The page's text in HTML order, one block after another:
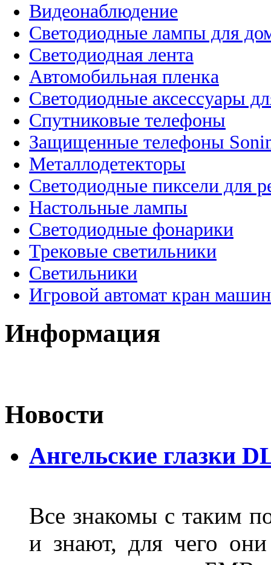
Видеонаблюдение
Светодиодные лампы для
Светодиодная лента
Автомобильная пленка
Светодиодные аксессуары
Спутниковые телефоны
Защищенные телефоны
Металлодетекторы
Светодиодные пиксели для
Настольные лампы
Светодиодные фонарики
Трековые светильники
Светильники
Игровой автомат кран
Информация
Новости
Ангельские глазки
Все знакомы с таким
и знают, для чего